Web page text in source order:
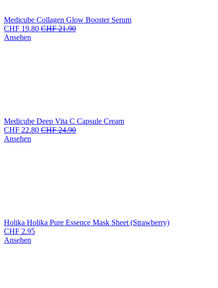
Medicube Collagen Glow Booster Serum
CHF 19.80 CHF21.90
Ansehen
Medicube Deep Vita C Capsule Cream
CHF 22.80 CHF24.90
Ansehen
Holika Holika Pure Essence Mask Sheet (Strawberry)
CHF 2.95
Ansehen